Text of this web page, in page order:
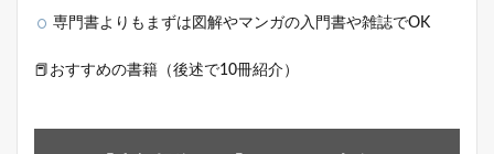
専門書よりもまずは図解やマンガの入門書や雑誌でOK
📕おすすめの書籍（後述で10冊紹介）